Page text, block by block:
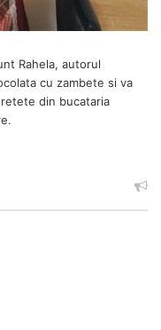
Rahela, autorul
cu zambete si va
din bucataria